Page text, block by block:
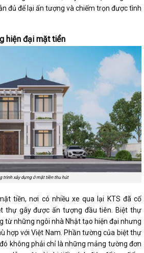
đủ để lại ấn tượng và chiếm trọn được tình
hiện đại mặt tiền
trình xây dựng ở mặt tiền thu hút
tiền, nơi có nhiều xe qua lại KTS đã cố
thự gây được ấn tượng đầu tiên. Biệt thự
từ những ngôi nhà Nhật tạo hiện đại nhưng
hợp với Việt Nam. Phần tường của biệt thự
không phải chỉ là những mảng tường đơn